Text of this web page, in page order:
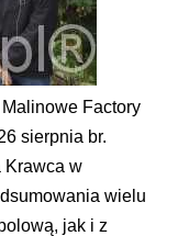
Factory
sierpnia br.
Krawca w
wielu
jak i z